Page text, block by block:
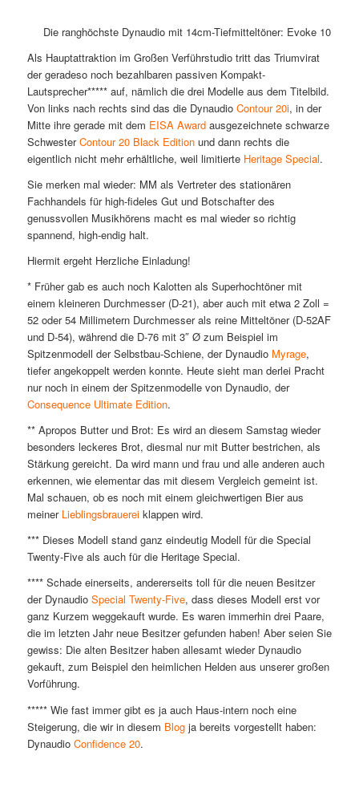
Die ranghöchste Dynaudio mit 14cm-Tiefmitteltöner: Evoke 10
Als Hauptattraktion im Großen Verführstudio tritt das Triumvirat
der geradeso noch bezahlbaren passiven Kompakt-
Lautsprecher***** auf, nämlich die drei Modelle aus dem Titelbild.
Von links nach rechts sind das die Dynaudio Contour 20i, in der
Mitte ihre gerade mit dem EISA Awardausgezeichnete schwarze
SchwesterContour 20 Black Editionund dann rechts die
eigentlich nicht mehr erhältliche, weil limitierte Heritage Special.
Sie merken mal wieder: MM als Vertreter des stationären
Fachhandels für high-fideles Gut und Botschafter des
genussvollen Musikhörens macht es mal wieder so richtig
spannend, high-endig halt.
Hiermit ergeht Herzliche Einladung!
* Früher gab es auch noch Kalotten als Superhochtöner mit
einem kleineren Durchmesser (D-21), aber auch mit etwa 2 Zoll =
52 oder 54 Millimetern Durchmesser als reine Mitteltöner (D-52AF
und D-54), während die D-76 mit 3″ Ø zum Beispiel im
Spitzenmodell der Selbstbau-Schiene, der Dynaudio Myrage,
tiefer angekoppelt werden konnte. Heute sieht man derlei Pracht
nur noch in einem der Spitzenmodelle von Dynaudio, der
Consequence Ultimate Edition.
** Apropos Butter und Brot: Es wird an diesem Samstag wieder
besonders leckeres Brot, diesmal nur mit Butter bestrichen, als
Stärkung gereicht. Da wird mann und frau und alle anderen auch
erkennen, wie elementar das mit diesem Vergleich gemeint ist.
Mal schauen, ob es noch mit einem gleichwertigen Bier aus
meiner Lieblingsbrauereiklappen wird.
*** Dieses Modell stand ganz eindeutig Modell für die Special
Twenty-Five als auch für die Heritage Special.
**** Schade einerseits, andererseits toll für die neuen Besitzer
der Dynaudio Special Twenty-Five, dass dieses Modell erst vor
ganz Kurzem weggekauft wurde. Es waren immerhin drei Paare,
die im letzten Jahr neue Besitzer gefunden haben! Aber seien Sie
gewiss: Die alten Besitzer haben allesamt wieder Dynaudio
gekauft, zum Beispiel den heimlichen Helden aus unserer großen
Vorführung.
***** Wie fast immer gibt es ja auch Haus-intern noch eine
Steigerung, die wir in diesem Blogja bereits vorgestellt haben:
Dynaudio Confidence 20.